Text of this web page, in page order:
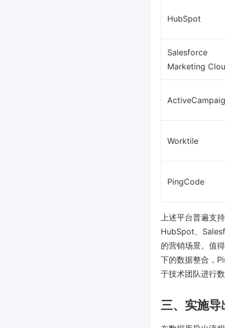
HubSpot
Salesforce
Marketing
Worktile
PingCode
上述平台普遍支
HubSpot、
的营销场景。值
下的数据整合，
于技术团队进行
三、实施导